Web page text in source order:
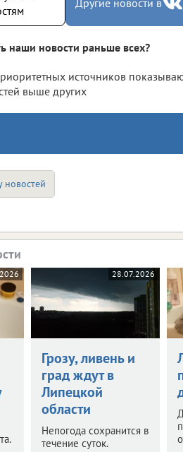
Другие новости в
наши новости раньше всех?
источников
выше других
новостей
28.07.2026
Грозу, ливень и
град ждут в
Липецкой
области
Непогода сохранится в
течение суток.